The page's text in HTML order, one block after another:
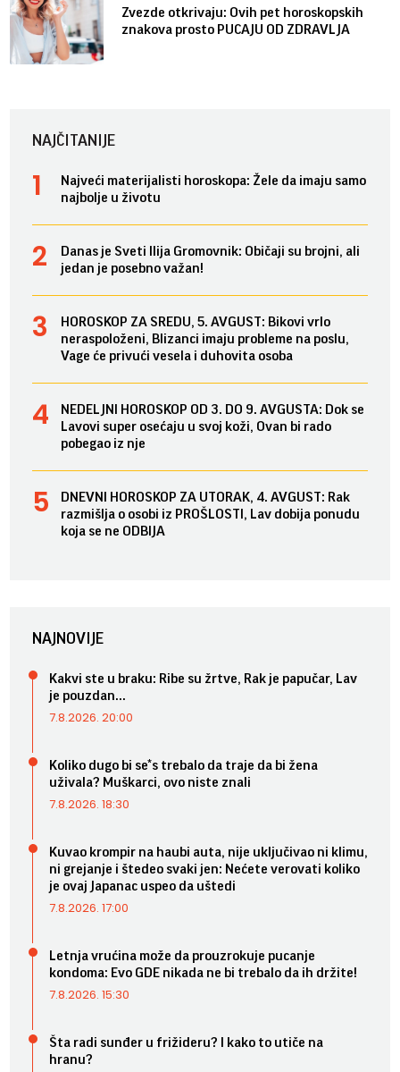
Zvezde otkrivaju: Ovih pet horoskopskih
znakova prosto PUCAJU OD ZDRAVLJA
NAJČITANIJE
Najveći materijalisti horoskopa: Žele da imaju samo
najbolje u životu
Danas je Sveti Ilija Gromovnik: Običaji su brojni, ali
jedan je posebno važan!
HOROSKOP ZA SREDU, 5. AVGUST: Bikovi vrlo
neraspoloženi, Blizanci imaju probleme na poslu,
Vage će privući vesela i duhovita osoba
NEDELJNI HOROSKOP OD 3. DO 9. AVGUSTA: Dok se
Lavovi super osećaju u svoj koži, Ovan bi rado
pobegao iz nje
DNEVNI HOROSKOP ZA UTORAK, 4. AVGUST: Rak
razmišlja o osobi iz PROŠLOSTI, Lav dobija ponudu
koja se ne ODBIJA
NAJNOVIJE
Kakvi ste u braku: Ribe su žrtve, Rak je papučar, Lav
je pouzdan...
7.8.2026. 20:00
Koliko dugo bi se*s trebalo da traje da bi žena
uživala? Muškarci, ovo niste znali
7.8.2026. 18:30
Kuvao krompir na haubi auta, nije uključivao ni klimu,
ni grejanje i štedeo svaki jen: Nećete verovati koliko
je ovaj Japanac uspeo da uštedi
7.8.2026. 17:00
Letnja vrućina može da prouzrokuje pucanje
kondoma: Evo GDE nikada ne bi trebalo da ih držite!
7.8.2026. 15:30
Šta radi sunđer u frižideru? I kako to utiče na
hranu?